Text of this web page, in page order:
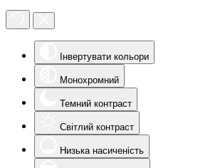
Інвертувати кольори
Монохромний
Темний контраст
Світлий контраст
Низька насиченість